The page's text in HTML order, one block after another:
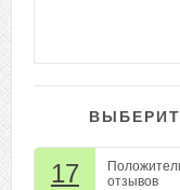
17
отзывов